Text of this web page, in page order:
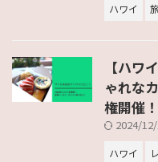
ハワイ
【ハワ
ゃれな
権開催！
2024/
ハワイ